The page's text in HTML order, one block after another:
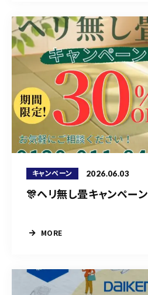
キャンペーン 2026.06.03
🎊ヘリ無し畳キャンペーン
MORE